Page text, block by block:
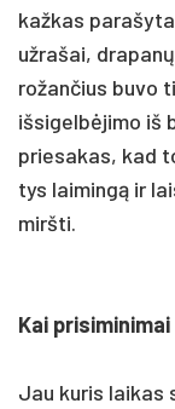
kaž­kas
už­ra­šai,
ro­žan­čius bu­vo
iš­si­gelbė­ji­mo iš
prie­sa­kas, kad
tys lai­mingą ir
mirš­ti.
Kai
Jau ku­ris lai­kas